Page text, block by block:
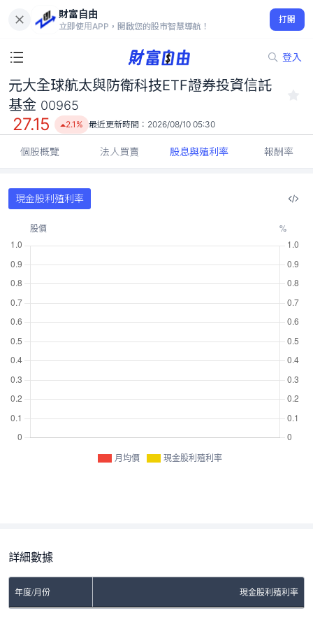
財富自由
立即使用APP，開啟您的股市智慧導航！
打開
登入
元大全球航太與防衛科技ETF證券投資信託基金 00965
27.15
2.1%
元大全球航太與防衛科技ETF證券投資信託
基金 00965
27.15 2.1% 最近更新時間： 2026/08/10 05:30
個股概覽 法人買賣 股息與殖利率 報酬率
現金股利殖利率
月均價 現金股利殖利率
詳細數據
年度/月份 現金股利殖利率